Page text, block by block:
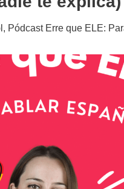
Pódcast Erre que ELE: